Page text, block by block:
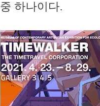
중 하나이다.